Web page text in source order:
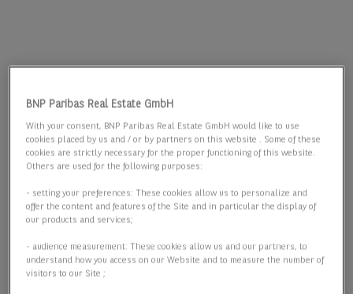
BNP Paribas Real Estate GmbH
With your consent, BNP Paribas Real Estate GmbH would like to use
cookies placed by us and / or by partners on this website . Some of these
cookies are strictly necessary for the proper functioning of this website.
Others are used for the following purposes:
- setting your preferences: These cookies allow us to personalize and
offer the content and features of the Site and in particular the display of
our products and services;
- audience measurement: These cookies allow us and our partners, to
understand how you access on our Website and to measure the number of
visitors to our Site ;